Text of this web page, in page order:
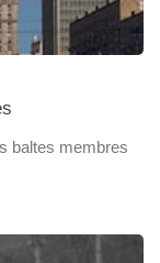
baltes membres